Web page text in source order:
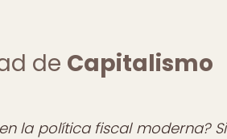
de Capitalismo
la política fiscal moderna? Si